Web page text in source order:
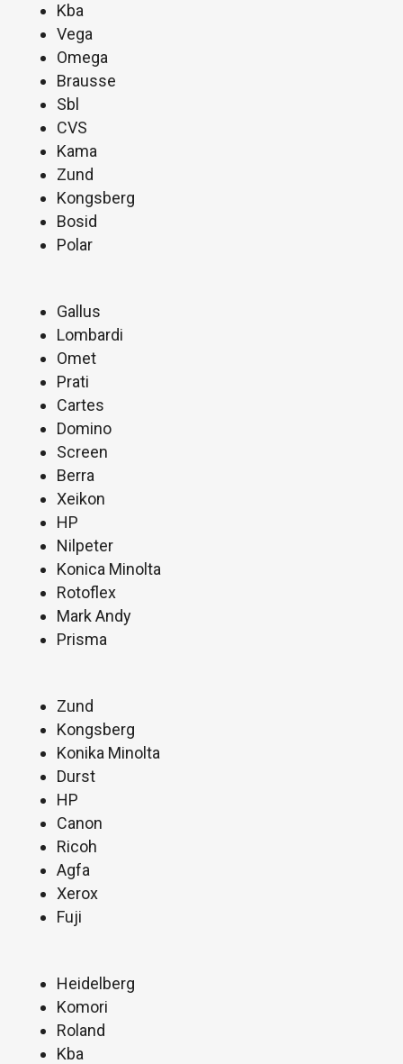
Kba
Vega
Omega
Brausse
Sbl
CVS
Kama
Zund
Kongsberg
Bosid
Polar
Gallus
Lombardi
Omet
Prati
Cartes
Domino
Screen
Berra
Xeikon
HP
Nilpeter
Konica Minolta
Rotoflex
Mark Andy
Prisma
Zund
Kongsberg
Konika Minolta
Durst
HP
Canon
Ricoh
Agfa
Xerox
Fuji
Heidelberg
Komori
Roland
Kba